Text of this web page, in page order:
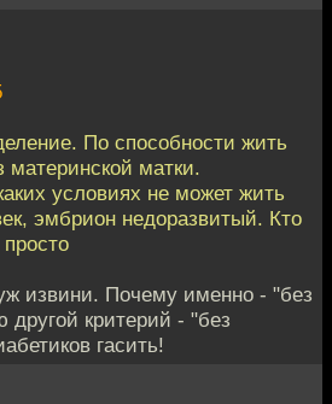
По способности жить
материнской матки.
условиях не может жить
эмбрион недоразвитый. Кто
извини. Почему именно - "без
другой критерий - "без
гасить!